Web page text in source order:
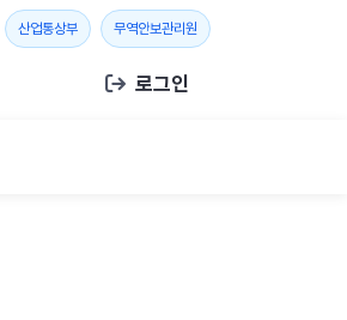
산업통상부새 창 열기무역안보관리원 새 창 열기
로그인